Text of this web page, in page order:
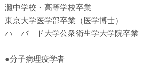
灘中学校・高等学校卒業
東京大学医学部卒業（医学博士）
ハーバード大学公衆衛生学大学院卒業
●分子病理疫学者